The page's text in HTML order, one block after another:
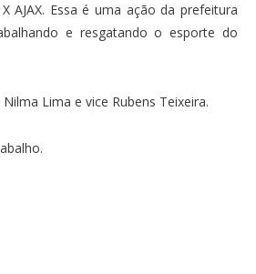
AJAX. Essa é uma ação da prefeitura
e resgatando o esporte do
Lima e vice Rubens Teixeira.